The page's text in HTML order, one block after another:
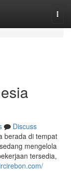
Discuss
berada di tempat
mengelola
tersedia,